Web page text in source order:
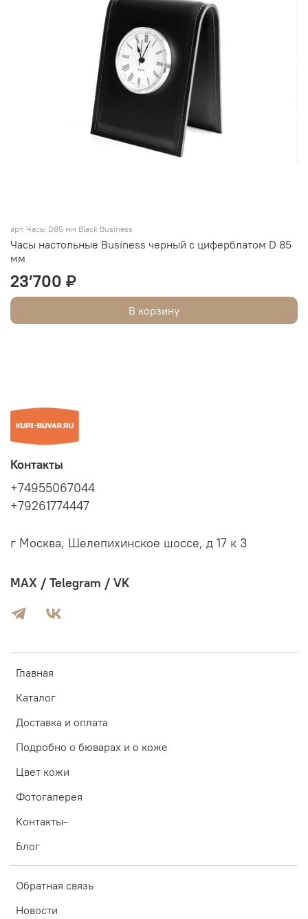
арт. Часы D85 мм Black Business
Часы настольные Business черный с циферблатом D 85
мм
23’700 ₽
В корзину
Главная
Каталог
Доставка и оплата
Подробно о бюварах и о коже
Цвет кожи
Фотогалерея
Контакты-
Блог
Обратная связь
Новости
Контакты
+74955067044
+79261774447
г Москва, Шелепихинское шоссе, д 17 к 3
MAX / Telegram / VK